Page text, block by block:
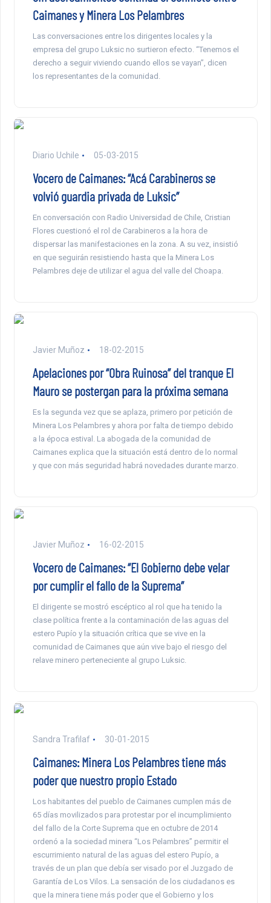
Caimanes y Minera Los Pelambres
Las conversaciones entre los dirigentes locales y la
empresa del grupo Luksic no surtieron efecto. “Tenemos el
derecho a seguir viviendo cuando ellos se vayan”, dicen
los representantes de la comunidad.
Diario Uchile 05-03-2015
Vocero de Caimanes: “Acá Carabineros se
volvió guardia privada de Luksic”
En conversación con Radio Universidad de Chile, Cristian
Flores cuestionó el rol de Carabineros a la hora de
dispersar las manifestaciones en la zona. A su vez, insistió
en que seguirán resistiendo hasta que la Minera Los
Pelambres deje de utilizar el agua del valle del Choapa.
Javier Muñoz 18-02-2015
Apelaciones por “Obra Ruinosa” del tranque El
Mauro se postergan para la próxima semana
Es la segunda vez que se aplaza, primero por petición de
Minera Los Pelambres y ahora por falta de tiempo debido
a la época estival. La abogada de la comunidad de
Caimanes explica que la situación está dentro de lo normal
y que con más seguridad habrá novedades durante marzo.
Javier Muñoz 16-02-2015
Vocero de Caimanes: “El Gobierno debe velar
por cumplir el fallo de la Suprema”
El dirigente se mostró escéptico al rol que ha tenido la
clase política frente a la contaminación de las aguas del
estero Pupío y la situación crítica que se vive en la
comunidad de Caimanes que aún vive bajo el riesgo del
relave minero perteneciente al grupo Luksic.
Sandra Trafilaf 30-01-2015
Caimanes: Minera Los Pelambres tiene más
poder que nuestro propio Estado
Los habitantes del pueblo de Caimanes cumplen más de
65 días movilizados para protestar por el incumplimiento
del fallo de la Corte Suprema que en octubre de 2014
ordenó a la sociedad minera “Los Pelambres” permitir el
escurrimiento natural de las aguas del estero Pupío, a
través de un plan que debía ser visado por el Juzgado de
Garantía de Los Vilos. La sensación de los ciudadanos es
que la minera tiene más poder que el Gobierno y los